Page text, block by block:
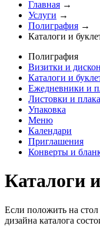
Главная →
Услуги →
Полиграфия →
Каталоги и
Полиграфия
Визитки и
Каталоги и
Ежедневники и
Листовки и
Упаковка
Меню
Календари
Приглашения
Конверты и
Каталоги
Если положить на стол
дизайна каталога